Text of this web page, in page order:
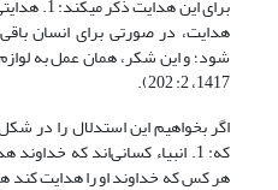
هدایت، در صورتی برای انسان
شود؛ و این شکر، همان عمل به
1417، 2: 202).
اگر بخواهیم این استدلال را در